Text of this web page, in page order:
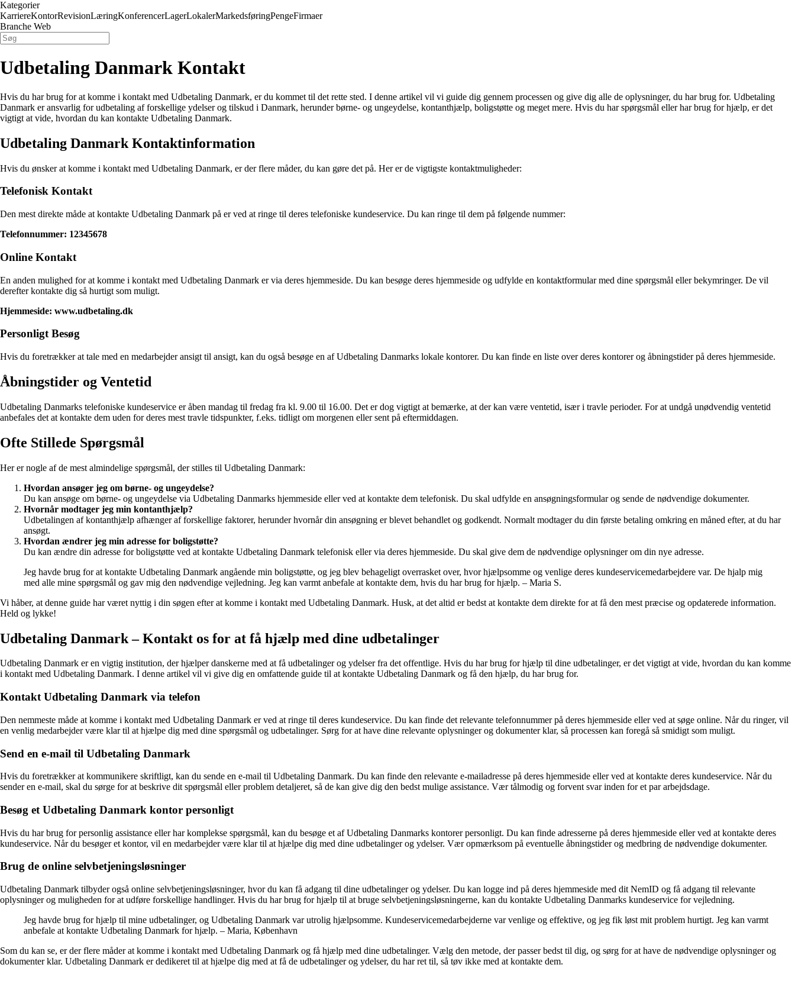
Kategorier
KarriereKontorRevisionLæringKonferencerLagerLokalerMarkedsføringPengeFirmaer
Branche Web
Udbetaling Danmark Kontakt
Hvis du har brug for at komme i kontakt med Udbetaling Danmark, er du kommet til det rette sted. I denne artikel vil vi guide dig gennem processen og give dig alle de oplysninger, du har brug for. Udbetaling
Danmark er ansvarlig for udbetaling af forskellige ydelser og tilskud i Danmark, herunder børne- og ungeydelse, kontanthjælp, boligstøtte og meget mere. Hvis du har spørgsmål eller har brug for hjælp, er det
vigtigt at vide, hvordan du kan kontakte Udbetaling Danmark.
Udbetaling Danmark Kontaktinformation
Hvis du ønsker at komme i kontakt med Udbetaling Danmark, er der flere måder, du kan gøre det på. Her er de vigtigste kontaktmuligheder:
Telefonisk Kontakt
Den mest direkte måde at kontakte Udbetaling Danmark på er ved at ringe til deres telefoniske kundeservice. Du kan ringe til dem på følgende nummer:
Telefonnummer: 12345678
Online Kontakt
En anden mulighed for at komme i kontakt med Udbetaling Danmark er via deres hjemmeside. Du kan besøge deres hjemmeside og udfylde en kontaktformular med dine spørgsmål eller bekymringer. De vil
derefter kontakte dig så hurtigt som muligt.
Hjemmeside: www.udbetaling.dk
Personligt Besøg
Hvis du foretrækker at tale med en medarbejder ansigt til ansigt, kan du også besøge en af Udbetaling Danmarks lokale kontorer. Du kan finde en liste over deres kontorer og åbningstider på deres hjemmeside.
Åbningstider og Ventetid
Udbetaling Danmarks telefoniske kundeservice er åben mandag til fredag ​​fra kl. 9.00 til 16.00. Det er dog vigtigt at bemærke, at der kan være ventetid, især i travle perioder. For at undgå unødvendig ventetid
anbefales det at kontakte dem uden for deres mest travle tidspunkter, f.eks. tidligt om morgenen eller sent på eftermiddagen.
Ofte Stillede Spørgsmål
Her er nogle af de mest almindelige spørgsmål, der stilles til Udbetaling Danmark:
Hvordan ansøger jeg om børne- og ungeydelse?
Du kan ansøge om børne- og ungeydelse via Udbetaling Danmarks hjemmeside eller ved at kontakte dem telefonisk. Du skal udfylde en ansøgningsformular og sende de nødvendige dokumenter.
Hvornår modtager jeg min kontanthjælp?
Udbetalingen af kontanthjælp afhænger af forskellige faktorer, herunder hvornår din ansøgning er blevet behandlet og godkendt. Normalt modtager du din første betaling omkring en måned efter, at du har
ansøgt.
Hvordan ændrer jeg min adresse for boligstøtte?
Du kan ændre din adresse for boligstøtte ved at kontakte Udbetaling Danmark telefonisk eller via deres hjemmeside. Du skal give dem de nødvendige oplysninger om din nye adresse.
Jeg havde brug for at kontakte Udbetaling Danmark angående min boligstøtte, og jeg blev behageligt overrasket over, hvor hjælpsomme og venlige deres kundeservicemedarbejdere var. De hjalp mig
med alle mine spørgsmål og gav mig den nødvendige vejledning. Jeg kan varmt anbefale at kontakte dem, hvis du har brug for hjælp. – Maria S.
Vi håber, at denne guide har været nyttig i din søgen efter at komme i kontakt med Udbetaling Danmark. Husk, at det altid er bedst at kontakte dem direkte for at få den mest præcise og opdaterede information.
Held og lykke!
Udbetaling Danmark – Kontakt os for at få hjælp med dine udbetalinger
Udbetaling Danmark er en vigtig institution, der hjælper danskerne med at få udbetalinger og ydelser fra det offentlige. Hvis du har brug for hjælp til dine udbetalinger, er det vigtigt at vide, hvordan du kan komme
i kontakt med Udbetaling Danmark. I denne artikel vil vi give dig en omfattende guide til at kontakte Udbetaling Danmark og få den hjælp, du har brug for.
Kontakt Udbetaling Danmark via telefon
Den nemmeste måde at komme i kontakt med Udbetaling Danmark er ved at ringe til deres kundeservice. Du kan finde det relevante telefonnummer på deres hjemmeside eller ved at søge online. Når du ringer, vil
en venlig medarbejder være klar til at hjælpe dig med dine spørgsmål og udbetalinger. Sørg for at have dine relevante oplysninger og dokumenter klar, så processen kan foregå så smidigt som muligt.
Send en e-mail til Udbetaling Danmark
Hvis du foretrækker at kommunikere skriftligt, kan du sende en e-mail til Udbetaling Danmark. Du kan finde den relevante e-mailadresse på deres hjemmeside eller ved at kontakte deres kundeservice. Når du
sender en e-mail, skal du sørge for at beskrive dit spørgsmål eller problem detaljeret, så de kan give dig den bedst mulige assistance. Vær tålmodig og forvent svar inden for et par arbejdsdage.
Besøg et Udbetaling Danmark kontor personligt
Hvis du har brug for personlig assistance eller har komplekse spørgsmål, kan du besøge et af Udbetaling Danmarks kontorer personligt. Du kan finde adresserne på deres hjemmeside eller ved at kontakte deres
kundeservice. Når du besøger et kontor, vil en medarbejder være klar til at hjælpe dig med dine udbetalinger og ydelser. Vær opmærksom på eventuelle åbningstider og medbring de nødvendige dokumenter.
Brug de online selvbetjeningsløsninger
Udbetaling Danmark tilbyder også online selvbetjeningsløsninger, hvor du kan få adgang til dine udbetalinger og ydelser. Du kan logge ind på deres hjemmeside med dit NemID og få adgang til relevante
oplysninger og muligheden for at udføre forskellige handlinger. Hvis du har brug for hjælp til at bruge selvbetjeningsløsningerne, kan du kontakte Udbetaling Danmarks kundeservice for vejledning.
Jeg havde brug for hjælp til mine udbetalinger, og Udbetaling Danmark var utrolig hjælpsomme. Kundeservicemedarbejderne var venlige og effektive, og jeg fik løst mit problem hurtigt. Jeg kan varmt
anbefale at kontakte Udbetaling Danmark for hjælp. – Maria, København
Som du kan se, er der flere måder at komme i kontakt med Udbetaling Danmark og få hjælp med dine udbetalinger. Vælg den metode, der passer bedst til dig, og sørg for at have de nødvendige oplysninger og
dokumenter klar. Udbetaling Danmark er dedikeret til at hjælpe dig med at få de udbetalinger og ydelser, du har ret til, så tøv ikke med at kontakte dem.